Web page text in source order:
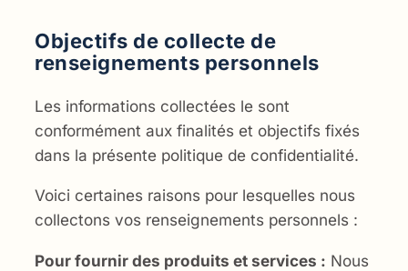
Objectifs de collecte de
renseignements personnels
Les informations collectées le sont
conformément aux finalités et objectifs fixés
dans la présente politique de confidentialité.
Voici certaines raisons pour lesquelles nous
collectons vos renseignements personnels :
Pour fournir des produits et services : Nous